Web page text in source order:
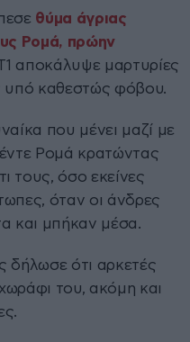
θύμα άγριας
Ρομά, πρώην
αποκάλυψε μαρτυρίες
υπό καθεστώς φόβου.
που μένει μαζί με
Ρομά κρατώντας
τους, όσο εκείνες
όταν οι άνδρες
και μπήκαν μέσα.
δήλωσε ότι αρκετές
του, ακόμη και